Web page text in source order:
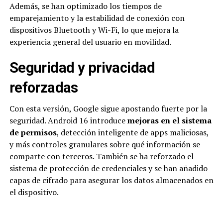
Además, se han optimizado los tiempos de
emparejamiento y la estabilidad de conexión con
dispositivos Bluetooth y Wi-Fi, lo que mejora la
experiencia general del usuario en movilidad.
Seguridad y privacidad
reforzadas
Con esta versión, Google sigue apostando fuerte por la
seguridad. Android 16 introducemejoras en el sistema
de permisos, detección inteligente de apps maliciosas,
y más controles granulares sobre qué información se
comparte con terceros. También se ha reforzado el
sistema de protección de credenciales y se han añadido
capas de cifrado para asegurar los datos almacenados en
el dispositivo.